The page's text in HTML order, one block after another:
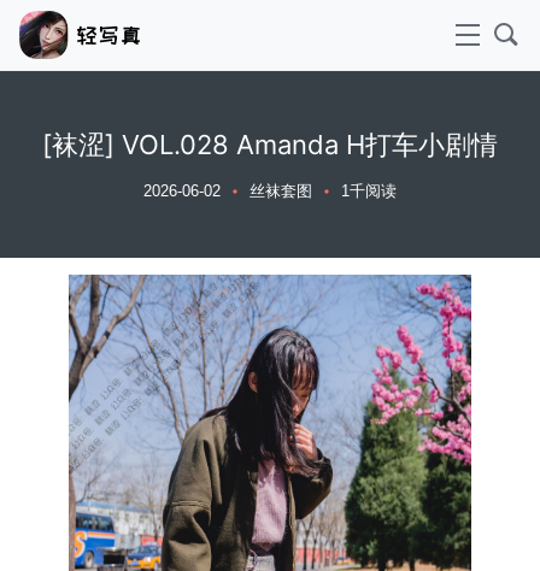
[袜涩] VOL.028 Amanda H打车小剧情
2026-06-02 丝袜套图 1千阅读